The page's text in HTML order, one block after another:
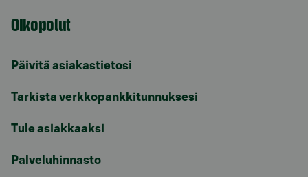
Oikopolut
Päivitä asiakastietosi
Tarkista verkkopankkitunnuksesi
Tule asiakkaaksi
Palveluhinnasto